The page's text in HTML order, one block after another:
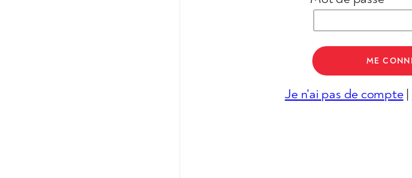
Je n'ai pas de compte|